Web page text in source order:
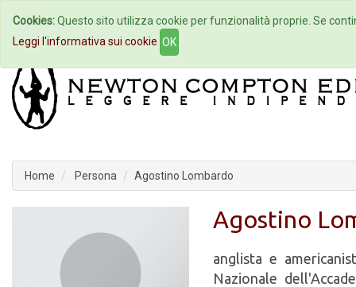
Home Autori Eventi
Home Persona Agostino Lombardo
Agostino
anglista e
Nazionale
Cookies:Questo sito utilizza cookie per funzionalità proprie. Se
Leggi l'informativa sui cookie OK